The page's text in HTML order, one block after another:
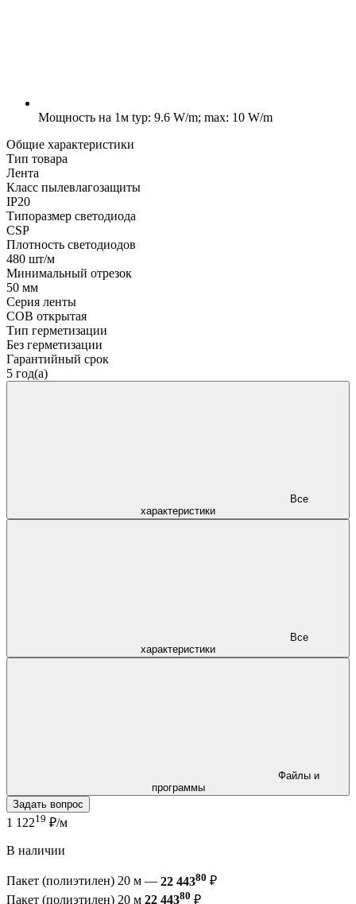
Мощность на 1м typ: 9.6 W/m; max: 10 W/m
Общие характеристики
Тип товара
Лента
Класс пылевлагозащиты
IP20
Типоразмер светодиода
CSP
Плотность светодиодов
480 шт/м
Минимальный отрезок
50 мм
Серия ленты
COB открытая
Тип герметизации
Без герметизации
Гарантийный срок
5 год(а)
характеристики
характеристики
программы
Задать вопрос
1 12219 ₽/м
В наличии
Пакет (полиэтилен) 20 м — 22 44380 ₽
Пакет (полиэтилен) 20 м 22 44380 ₽